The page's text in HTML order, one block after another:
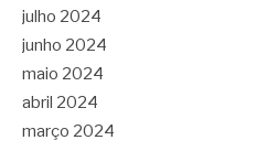
julho 2024
junho 2024
maio 2024
abril 2024
março 2024